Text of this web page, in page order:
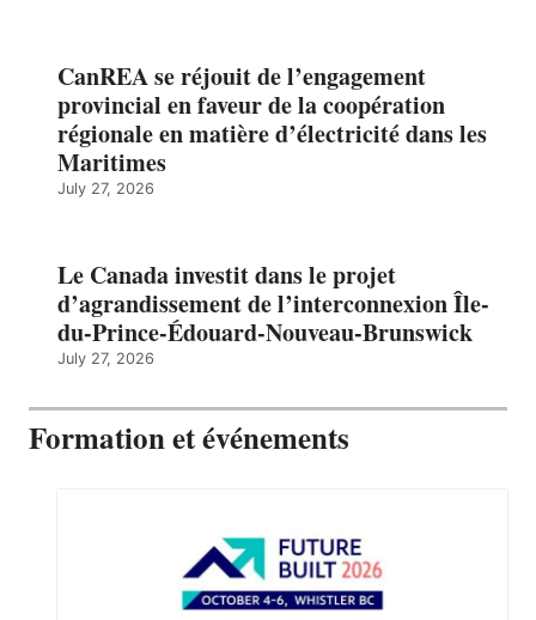
CanREA se réjouit de l’engagement
provincial en faveur de la coopération
régionale en matière d’électricité dans les
Maritimes
July 27, 2026
Le Canada investit dans le projet
d’agrandissement de l’interconnexion Île-
du-Prince-Édouard-Nouveau-Brunswick
July 27, 2026
Formation et événements